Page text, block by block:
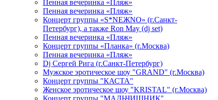
Пенная вечеринка «Пляж»
Пенная вечеринка «Пляж»
Концерт группы «S*NEЖNO» (г.Санкт-
Петербург), а также Ron May (dj set)
Пенная вечеринка «Пляж»
Концерт группы «Планка» (г.Москва)
Пенная вечеринка «Пляж»
Dj Сергей Рига (г.Санкт-Петербург)
Мужское эротическое шоу "GRAND" (г.Москва)
Концерт группы "КАСТА"
Женское эротическое шоу "KRISTAL" (г.Москва)
Концерт группы "МАЛЬЧИШНИК"